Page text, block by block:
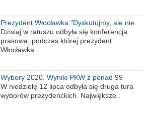
Prezydent Włocławka:"Dyskutujmy, ale nie
obrażajmy się”
Dzisiaj w ratuszu odbyła się konferencja
prasowa, podczas której prezydent
Włocławka..
Wybory 2020. Wyniki PKW z ponad 99
procent obwodów
W niedzielę 12 lipca odbyła się druga tura
wyborów prezydenckich. Największe..